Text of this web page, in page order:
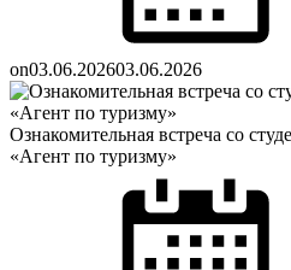
on03.06.202603.06.2026
Ознакомительная встреча со
«Агент по туризму»